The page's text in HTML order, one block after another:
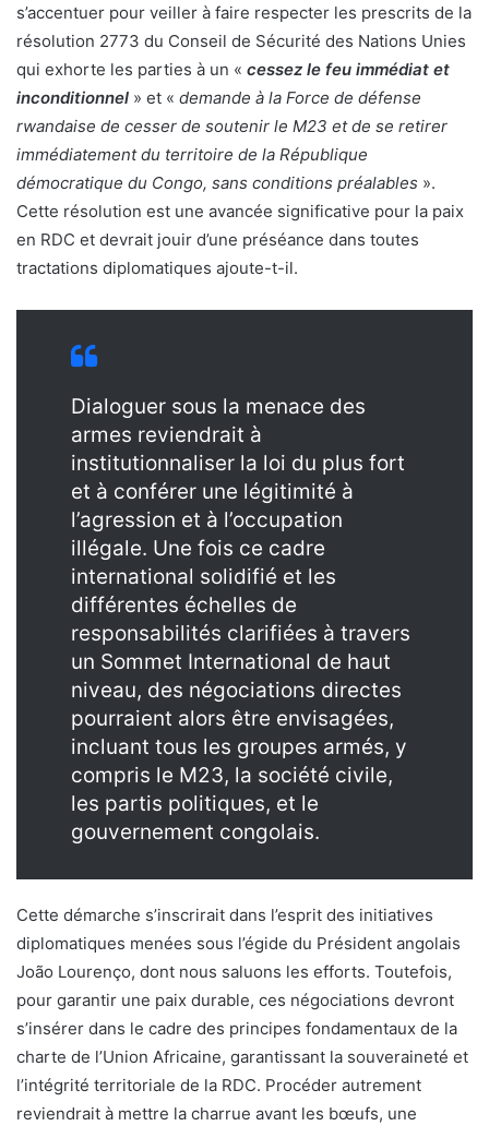
s’accentuer pour veiller à faire respecter les prescrits de la
résolution 2773 du Conseil de Sécurité des Nations Unies
qui exhorte les parties à un « cessez le feu immédiat et
inconditionnel » et « demande à la Force de défense
rwandaise de cesser de soutenir le M23 et de se retirer
immédiatement du territoire de la République
démocratique du Congo, sans conditions préalables ».
Cette résolution est une avancée significative pour la paix
en RDC et devrait jouir d’une préséance dans toutes
tractations diplomatiques ajoute-t-il.
Dialoguer sous la menace des
armes reviendrait à
institutionnaliser la loi du plus fort
et à conférer une légitimité à
l’agression et à l’occupation
illégale. Une fois ce cadre
international solidifié et les
différentes échelles de
responsabilités clarifiées à travers
un Sommet International de haut
niveau, des négociations directes
pourraient alors être envisagées,
incluant tous les groupes armés, y
compris le M23, la société civile,
les partis politiques, et le
gouvernement congolais.
Cette démarche s’inscrirait dans l’esprit des initiatives
diplomatiques menées sous l’égide du Président angolais
João Lourenço, dont nous saluons les efforts. Toutefois,
pour garantir une paix durable, ces négociations devront
s’insérer dans le cadre des principes fondamentaux de la
charte de l’Union Africaine, garantissant la souveraineté et
l’intégrité territoriale de la RDC. Procéder autrement
reviendrait à mettre la charrue avant les bœufs, une